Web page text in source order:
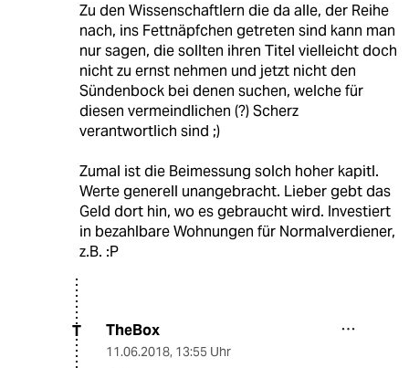
Zu den Wissenschaftlern die da alle, der Reihe
nach, ins Fettnäpfchen getreten sind kann man
nur sagen, die sollten ihren Titel vielleicht doch
nicht zu ernst nehmen und jetzt nicht den
Sündenbock bei denen suchen, welche für
diesen vermeindlichen (?) Scherz
verantwortlich sind ;)
Zumal ist die Beimessung solch hoher kapitl.
Werte generell unangebracht. Lieber gebt das
Geld dort hin, wo es gebraucht wird. Investiert
in bezahlbare Wohnungen für Normalverdiener,
z.B. :P
T TheBox
11.06.2018, 13:55 Uhr